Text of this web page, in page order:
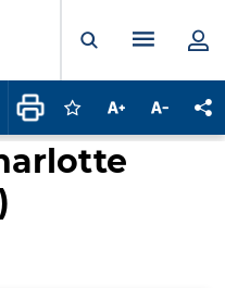
Ouvrir laMenu
Connectez-vous
Augmenter la